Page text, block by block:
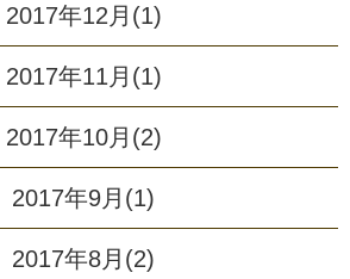
2017年12月(1)
2017年11月(1)
2017年10月(2)
2017年9月(1)
2017年8月(2)